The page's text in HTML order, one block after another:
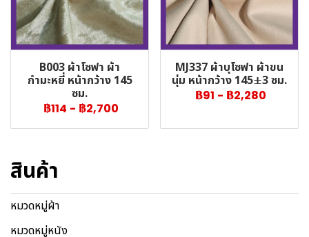
B003 ผ้าโซฟา ผ้า
กำมะหยี่ หน้ากว้าง 145
ซม.
฿114 - ฿2,700
MJ337 ผ้าบุโซฟา ผ้าขน
นุ่ม หน้ากว้าง 145±3 ซม.
฿91 - ฿2,280
สินค้า
หมวดหมู่ผ้า
หมวดหมู่หนัง